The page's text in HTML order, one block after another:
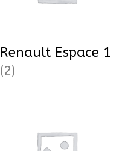
Renault Espace 1
(2)